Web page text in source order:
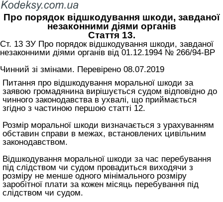
Про порядок відшкодування шкоди, завданої
незаконними діями органів
Стаття 13.
Ст. 13 ЗУ Про порядок відшкодування шкоди, завданої
незаконними діями органів від 01.12.1994 № 266/94-ВР
Чинний зі змінами. Перевірено 08.07.2019
Питання про відшкодування моральної шкоди за
заявою громадянина вирішується судом відповідно до
чинного законодавства в ухвалі, що приймається
згідно з частиною першою статті 12.
Розмір моральної шкоди визначається з урахуванням
обставин справи в межах, встановлених цивільним
законодавством.
Відшкодування моральної шкоди за час перебування
під слідством чи судом провадиться виходячи з
розміру не менше одного мінімального розміру
заробітної плати за кожен місяць перебування під
слідством чи судом.